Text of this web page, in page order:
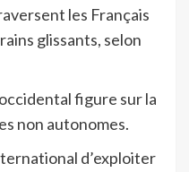
les Français
glissants, selon
figure sur la
non autonomes.
d’exploiter